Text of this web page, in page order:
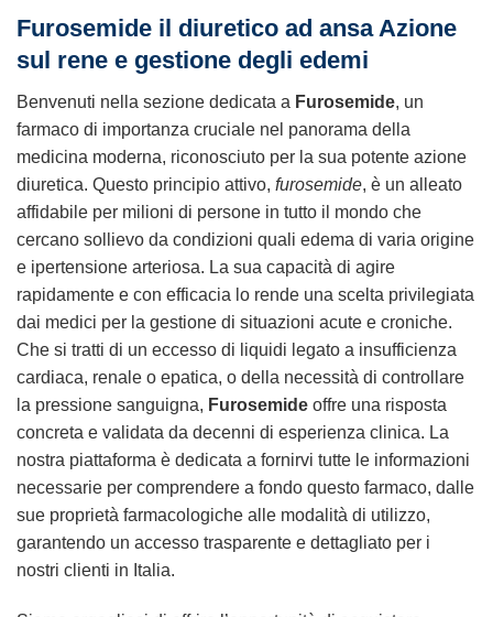
Furosemide il diuretico ad ansa Azione
sul rene e gestione degli edemi
Benvenuti nella sezione dedicata a Furosemide, un
farmaco di importanza cruciale nel panorama della
medicina moderna, riconosciuto per la sua potente azione
diuretica. Questo principio attivo, furosemide, è un alleato
affidabile per milioni di persone in tutto il mondo che
cercano sollievo da condizioni quali edema di varia origine
e ipertensione arteriosa. La sua capacità di agire
rapidamente e con efficacia lo rende una scelta privilegiata
dai medici per la gestione di situazioni acute e croniche.
Che si tratti di un eccesso di liquidi legato a insufficienza
cardiaca, renale o epatica, o della necessità di controllare
la pressione sanguigna, Furosemide offre una risposta
concreta e validata da decenni di esperienza clinica. La
nostra piattaforma è dedicata a fornirvi tutte le informazioni
necessarie per comprendere a fondo questo farmaco, dalle
sue proprietà farmacologiche alle modalità di utilizzo,
garantendo un accesso trasparente e dettagliato per i
nostri clienti in Italia.